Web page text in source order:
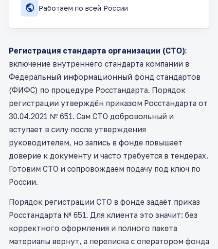
Регистрация стандарта организации (СТО):
включение внутреннего стандарта компании в
Федеральный информационный фонд стандартов
(ФИФС) по процедуре Росстандарта. Порядок
регистрации утверждён приказом Росстандарта от
30.04.2021 № 651. Сам СТО добровольный и
вступает в силу после утверждения
руководителем, но запись в фонде повышает
доверие к документу и часто требуется в тендерах.
Готовим СТО и сопровождаем подачу под ключ по
России.
Порядок регистрации СТО в фонде задаёт приказ
Росстандарта № 651. Для клиента это значит: без
корректного оформления и полного пакета
материалы вернут, а переписка с оператором фонда
public Работаем по всей России